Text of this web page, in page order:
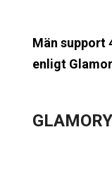
Män support
enligt
GLAMORY